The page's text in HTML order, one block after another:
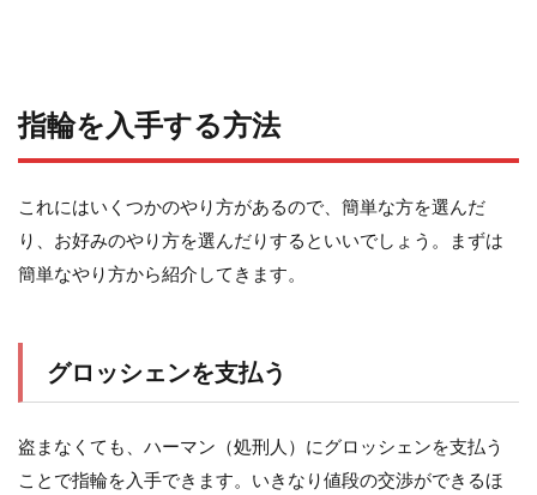
指輪を入手する方法
これにはいくつかのやり方があるので、簡単な方を選んだ
り、お好みのやり方を選んだりするといいでしょう。まずは
簡単なやり方から紹介してきます。
グロッシェンを支払う
盗まなくても、ハーマン（処刑人）にグロッシェンを支払う
ことで指輪を入手できます。いきなり値段の交渉ができるほ